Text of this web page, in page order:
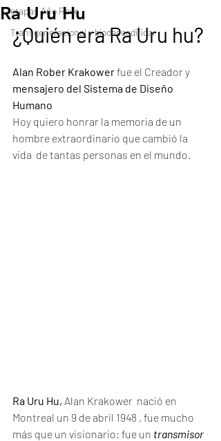
etapas Año Rave
Transgeneracional y biodescodificar
Ra Uru Hu
¿Quién era Ra Uru hu?
Alan Rober Krakower fue el Creador y
mensajero del Sistema de Diseño
Humano
Hoy quiero honrar la memoria de un
hombre extraordinario que cambió la
vida  de tantas personas en el mundo.
Ra Uru Hu, Alan Krakower  nació en
Montreal un 9 de abril 1948 , fue mucho
más que un visionario: fue un transmisor